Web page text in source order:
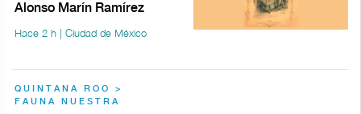
Alonso Marín Ramírez
Hace 2 h | Ciudad de México
QUINTANA ROO >
FAUNA NUESTRA